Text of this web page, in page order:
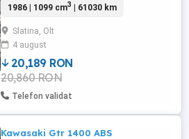
uleiul. Anvelopele fata spate. Uleiul de
Lichid frana + placute frana fata + saboti
frana spate. Carburatoare curatate si
sincronizate. Rezervor ...
1986 | 1099 cm3 | 61030 km
Slatina, Olt
4 august
20,189 RON
20,860 RON
Telefon validat
Kawasaki Gtr 1400 ABS